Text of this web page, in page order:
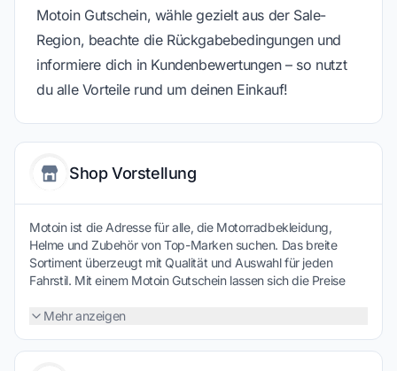
Motoin Gutschein, wähle gezielt aus der Sale-
Region, beachte die Rückgabebedingungen und
informiere dich in Kundenbewertungen – so nutzt
du alle Vorteile rund um deinen Einkauf!
Shop Vorstellung
Motoin ist die Adresse für alle, die Motorradbekleidung,
Helme und Zubehör von Top-Marken suchen. Das breite
Sortiment überzeugt mit Qualität und Auswahl für jeden
Fahrstil. Mit einem Motoin Gutschein lassen sich die Preise
sicher, sondern auch besonders günstig.
Mehr anzeigen